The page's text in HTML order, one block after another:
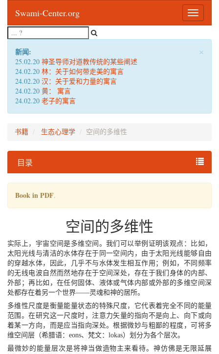
Toggle
Swami-Center.org
×
新闻:
25.02.20 神圣导师对道教传统的某些阐述
24.02.20 林：关于如何带走美的寓言
24.02.20 汉：关于爱和力量的寓言
24.02.20 黄： 寓言
24.02.20 老子的寓言
书籍 生态心理学 空间的多维性
目录
Book in PDF.
空间的多维性
实际上，宇宙空间是多维空间。我们可以举例证明该观点：比如，
太阳光线与清洁的水体存在于同一空间内，由于太阳光线能够自由
的穿越水体，因此，几乎不与水体发生相互作用；例如，不同频率
的无线电波自然而然地存在于空间深处，存在于我们身体的内部、
外部；再比如，在任何固体、液体或气体内部或外部的多维空间深
处都存在着另一个世界——灵魂和神的居所。
多维性尺度是衡量能量状态的特殊尺度，它代表着完全不同的能量
范围。在研究这一尺度时，注意力矢量的指向不是向上、向下或向
着某一方向，而是应当指向深处。根据微妙与粗鄙的程度，可将多
维空间层（希腊语：eons、梵文：lokas）划分为各个层次。
最微妙的能量层次是将神当做造物主来看待。神仿佛是无限延展